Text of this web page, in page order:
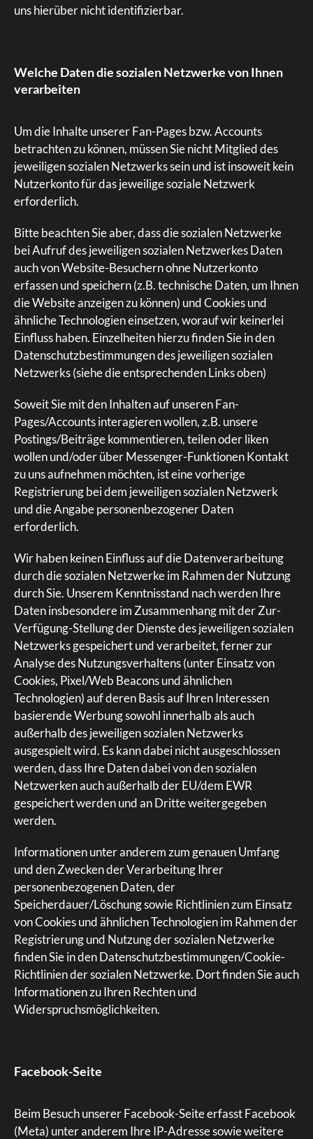
uns hierüber nicht identifizierbar.
Welche Daten die sozialen Netzwerke von Ihnen
verarbeiten
Um die Inhalte unserer Fan-Pages bzw. Accounts
betrachten zu können, müssen Sie nicht Mitglied des
jeweiligen sozialen Netzwerks sein und ist insoweit kein
Nutzerkonto für das jeweilige soziale Netzwerk
erforderlich.
Bitte beachten Sie aber, dass die sozialen Netzwerke
bei Aufruf des jeweiligen sozialen Netzwerkes Daten
auch von Website-Besuchern ohne Nutzerkonto
erfassen und speichern (z.B. technische Daten, um Ihnen
die Website anzeigen zu können) und Cookies und
ähnliche Technologien einsetzen, worauf wir keinerlei
Einfluss haben. Einzelheiten hierzu finden Sie in den
Datenschutzbestimmungen des jeweiligen sozialen
Netzwerks (siehe die entsprechenden Links oben)
Soweit Sie mit den Inhalten auf unseren Fan-
Pages/Accounts interagieren wollen, z.B. unsere
Postings/Beiträge kommentieren, teilen oder liken
wollen und/oder über Messenger-Funktionen Kontakt
zu uns aufnehmen möchten, ist eine vorherige
Registrierung bei dem jeweiligen sozialen Netzwerk
und die Angabe personenbezogener Daten
erforderlich.
Wir haben keinen Einfluss auf die Datenverarbeitung
durch die sozialen Netzwerke im Rahmen der Nutzung
durch Sie. Unserem Kenntnisstand nach werden Ihre
Daten insbesondere im Zusammenhang mit der Zur-
Verfügung-Stellung der Dienste des jeweiligen sozialen
Netzwerks gespeichert und verarbeitet, ferner zur
Analyse des Nutzungsverhaltens (unter Einsatz von
Cookies, Pixel/Web Beacons und ähnlichen
Technologien) auf deren Basis auf Ihren Interessen
basierende Werbung sowohl innerhalb als auch
außerhalb des jeweiligen sozialen Netzwerks
ausgespielt wird. Es kann dabei nicht ausgeschlossen
werden, dass Ihre Daten dabei von den sozialen
Netzwerken auch außerhalb der EU/dem EWR
gespeichert werden und an Dritte weitergegeben
werden.
Informationen unter anderem zum genauen Umfang
und den Zwecken der Verarbeitung Ihrer
personenbezogenen Daten, der
Speicherdauer/Löschung sowie Richtlinien zum Einsatz
von Cookies und ähnlichen Technologien im Rahmen der
Registrierung und Nutzung der sozialen Netzwerke
finden Sie in den Datenschutzbestimmungen/Cookie-
Richtlinien der sozialen Netzwerke. Dort finden Sie auch
Informationen zu Ihren Rechten und
Widerspruchsmöglichkeiten.
Facebook-Seite
Beim Besuch unserer Facebook-Seite erfasst Facebook
(Meta) unter anderem Ihre IP-Adresse sowie weitere